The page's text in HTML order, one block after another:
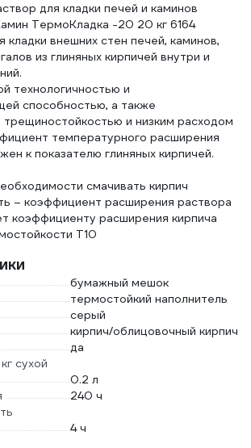
для кладки печей и каминов
ТермоКладка -20 20 кг 6164
кладки внешних стен печей, каминов,
из глиняных кирпичей внутри и
технологичностью и
способностью, а также
и низким расходом
температурного расширения
к показателю глиняных кирпичей.
смачивать кирпич
– коэффициент расширения раствора
коэффициенту расширения кирпича
Т10
бумажный мешок
термостойкий наполнитель
серый
кирпич/облицовочный кирпич
да
сухой
0.2 л
240 ч
4 ч